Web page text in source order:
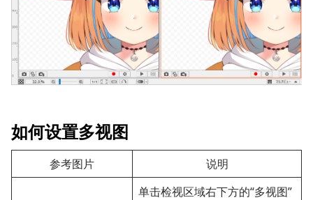
如何设置多视图
参考图片
说明
单击检视区域右下方的“多视图”